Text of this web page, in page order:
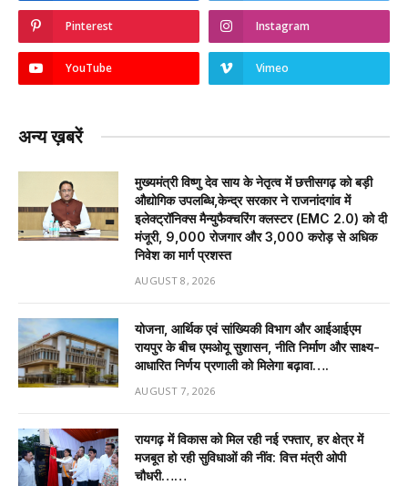
Pinterest Instagram
YouTube Vimeo
अन्य ख़बरें
मुख्यमंत्री विष्णु देव साय के नेतृत्व में छत्तीसगढ़ को बड़ी
औद्योगिक उपलब्धि,केन्द्र सरकार ने राजनांदगांव में
इलेक्ट्रॉनिक्स मैन्युफैक्चरिंग क्लस्टर (EMC 2.0) को दी
मंजूरी, 9,000 रोजगार और ₹3,000 करोड़ से अधिक
निवेश का मार्ग प्रशस्त
AUGUST 8, 2026
योजना, आर्थिक एवं सांख्यिकी विभाग और आईआईएम
रायपुर के बीच एमओयू सुशासन, नीति निर्माण और साक्ष्य-
आधारित निर्णय प्रणाली को मिलेगा बढ़ावा….
AUGUST 7, 2026
रायगढ़ में विकास को मिल रही नई रफ्तार, हर क्षेत्र में
मजबूत हो रही सुविधाओं की नींव: वित्त मंत्री ओपी
चौधरी……